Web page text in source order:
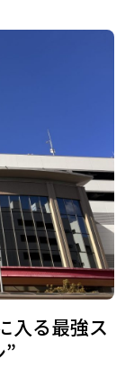
入る最強ス
”